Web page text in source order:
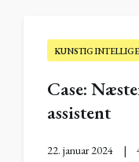
KUNSTIG
Case:
assistent
22. januar 2024 |